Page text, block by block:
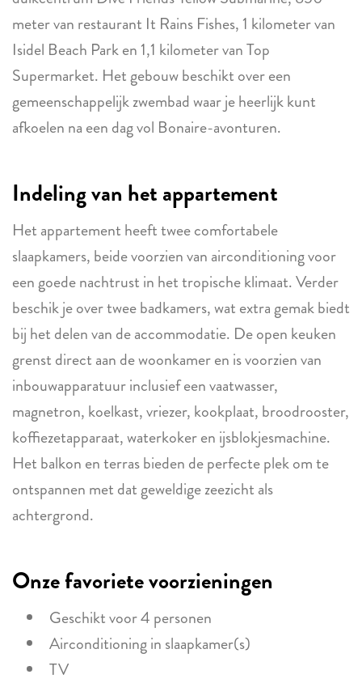
meter van restaurant It Rains Fishes, 1 kilometer van
Isidel Beach Park en 1,1 kilometer van Top
Supermarket. Het gebouw beschikt over een
gemeenschappelijk zwembad waar je heerlijk kunt
afkoelen na een dag vol Bonaire-avonturen.
Indeling van het appartement
Het appartement heeft twee comfortabele
slaapkamers, beide voorzien van airconditioning voor
een goede nachtrust in het tropische klimaat. Verder
beschik je over twee badkamers, wat extra gemak biedt
bij het delen van de accommodatie. De open keuken
grenst direct aan de woonkamer en is voorzien van
inbouwapparatuur inclusief een vaatwasser,
magnetron, koelkast, vriezer, kookplaat, broodrooster,
koffiezetapparaat, waterkoker en ijsblokjesmachine.
Het balkon en terras bieden de perfecte plek om te
ontspannen met dat geweldige zeezicht als
achtergrond.
Onze favoriete voorzieningen
Geschikt voor 4 personen
Airconditioning in slaapkamer(s)
TV